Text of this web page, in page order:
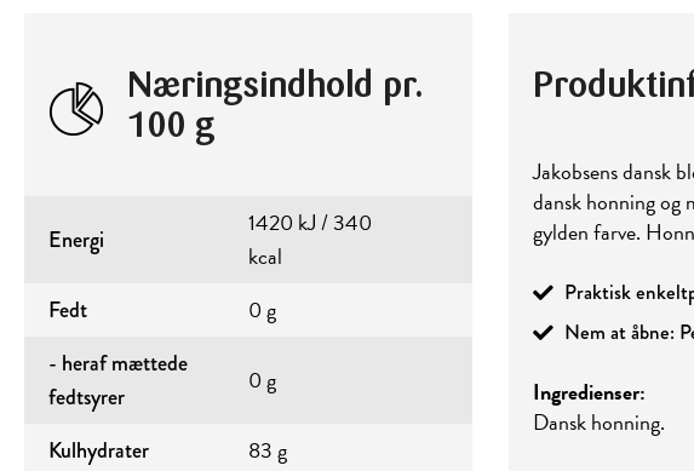
Næringsindhold pr.
100 g
Energi
1420 kJ / 340
kcal
Fedt 0 g
- heraf mættede
fedtsyrer
0 g
Kulhydrater 83 g
Jakobsens dansk
dansk honning og
gylden farve.
Praktisk
Nem at åbne:
Ingredienser:
Dansk honning.